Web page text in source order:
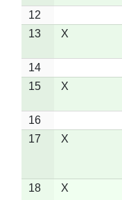
12
13
X
14
15
X
16
17
X
18 X